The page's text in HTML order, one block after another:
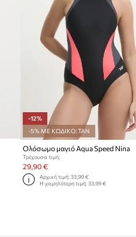
-12%
-5% ΜΕ ΚΩΔΙΚΟ: TAN
Ολόσωμο μαγιό Aqua Speed Nina
Τρέχουσα τιμή:
29,90 €
Αρχική τιμή: 33,99 €
Η χαμηλότερη τιμή: 33,99 €